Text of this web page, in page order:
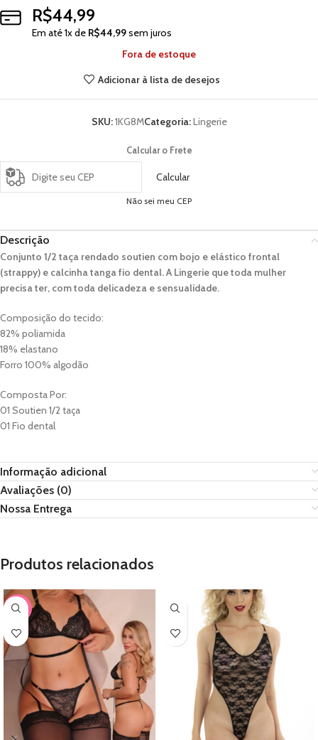
R$44,99
Em até1x de R$44,99sem juros
Fora de estoque
Adicionar à lista de desejos
SKU:1KG8MCategoria:Lingerie
Calcular o Frete
Calcular
Não sei meu CEP
Descrição
Conjunto 1/2 taça rendado soutien com bojo e elástico frontal
(strappy) e calcinha tanga fio dental. A Lingerie que toda mulher
precisa ter, com toda delicadeza e sensualidade.
Composição do tecido:
82% poliamida
18% elastano
Forro 100% algodão
Composta Por:
01 Soutien 1/2 taça
01 Fio dental
Informação adicional
Avaliações (0)
Nossa Entrega
Produtos relacionados
-22%